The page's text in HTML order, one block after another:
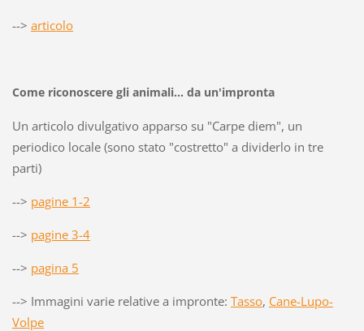
--> articolo
Come riconoscere gli animali... da un'impronta
Un articolo divulgativo apparso su "Carpe diem", un
periodico locale (sono stato "costretto" a dividerlo in tre
parti)
--> pagine 1-2
--> pagine 3-4
--> pagina 5
--> Immagini varie relative a impronte: Tasso, Cane-Lupo-
Volpe